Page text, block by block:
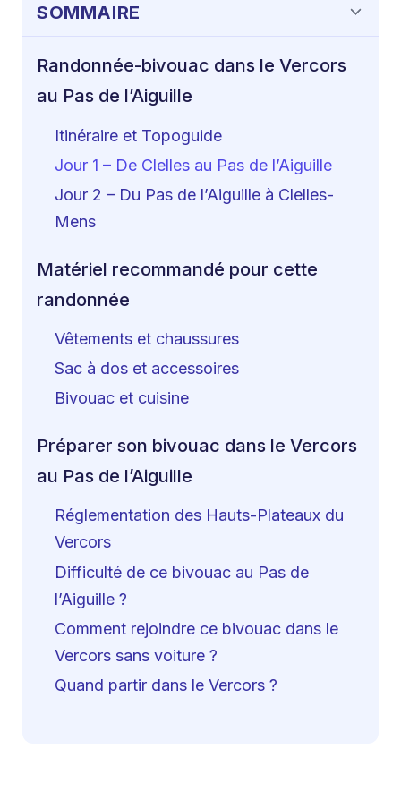
SOMMAIRE
Randonnée-bivouac dans le Vercors
au Pas de l’Aiguille
Itinéraire et Topoguide
Jour 1 – De Clelles au Pas de l’Aiguille
Jour 2 – Du Pas de l’Aiguille à Clelles-
Mens
Matériel recommandé pour cette
randonnée
Vêtements et chaussures
Sac à dos et accessoires
Bivouac et cuisine
Préparer son bivouac dans le Vercors
au Pas de l’Aiguille
Réglementation des Hauts-Plateaux du
Vercors
Difficulté de ce bivouac au Pas de
l’Aiguille ?
Comment rejoindre ce bivouac dans le
Vercors sans voiture ?
Quand partir dans le Vercors ?